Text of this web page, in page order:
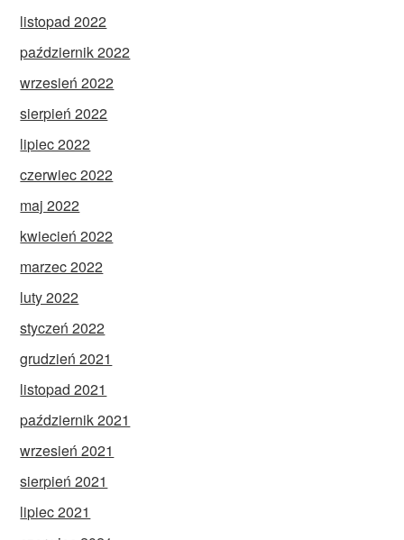
listopad 2022
październik 2022
wrzesień 2022
sierpień 2022
lipiec 2022
czerwiec 2022
maj 2022
kwiecień 2022
marzec 2022
luty 2022
styczeń 2022
grudzień 2021
listopad 2021
październik 2021
wrzesień 2021
sierpień 2021
lipiec 2021